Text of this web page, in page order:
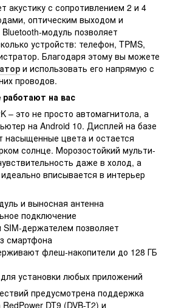
акустику с сопротивлением 2 и 4
оптическим выходом и
модуль позволяет
устройств: телефон, TPMS,
Благодаря этому вы можете
и использовать его напрямую с
проводов.
на вас
– это не просто автомагнитола, а
на Android 10. Дисплей на базе
насыщенные цвета и остается
солнце. Морозостойкий мульти-
даже в холод, а
вписывается в интерьер
и выносная антенна
подключение
держателем позволяет
смартфона
флеш-накопители до 128 ГБ
установки любых приложений
предусмотрена поддержка
DT9 (DVB-T2) и